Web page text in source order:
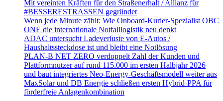
Mit vereinten Kräften für den Straßenerhalt / Allianz für
#BESSERESTRASSEN gegründet
Wenn jede Minute zählt: Wie Onboard-Kurier-Spezialist OBC
ONE die internationale Notfalllogistik neu denkt
ADAC untersucht Ladeverluste von E-Autos /
Haushaltssteckdose ist und bleibt eine Notlösung
PLAN-B NET ZERO verdoppelt Zahl der Kunden und
Plattformnutzer auf rund 115.000 im ersten Halbjahr 2026
und baut integriertes Neo-Energy-Geschäftsmodell weiter aus
MaxSolar und DB Energie schließen ersten Hybrid-PPA für
förderfreie Anlagenkombination